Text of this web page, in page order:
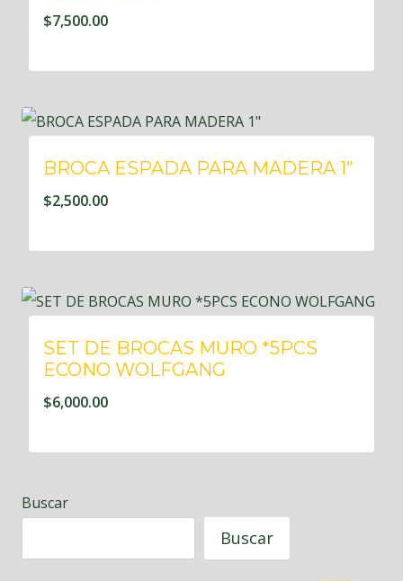
$7,500.00
BROCA ESPADA PARA MADERA 1″
$2,500.00
SET DE BROCAS MURO *5PCS
ECONO WOLFGANG
$6,000.00
Buscar
Buscar